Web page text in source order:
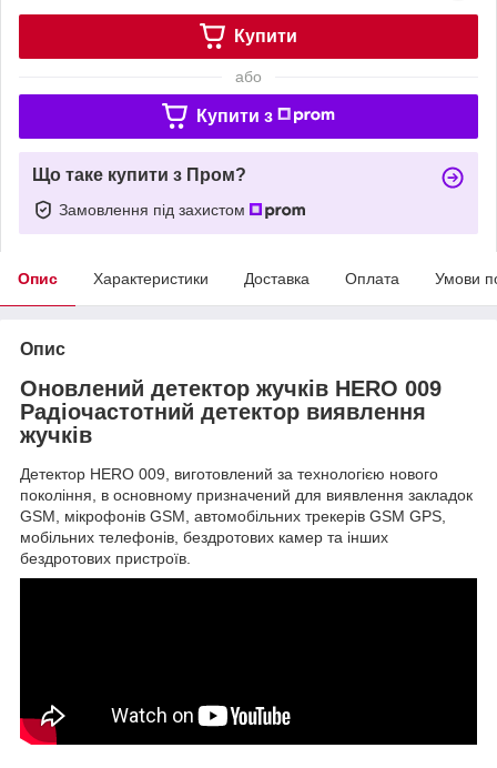
Купити
або
Купити з
Що таке купити з Пром?
Замовлення під захистом
Опис Характеристики Доставка Оплата Умови
Опис
Оновлений детектор жучків HERO 009
Радіочастотний детектор виявлення
жучків
Детектор HERO 009, виготовлений за технологією нового
покоління, в основному призначений для виявлення закладок
GSM, мікрофонів GSM, автомобільних трекерів GSM GPS,
мобільних телефонів, бездротових камер та інших
бездротових пристроїв.